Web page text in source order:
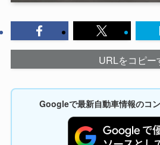
URLをコピー
Googleで最新自動車情報のコ